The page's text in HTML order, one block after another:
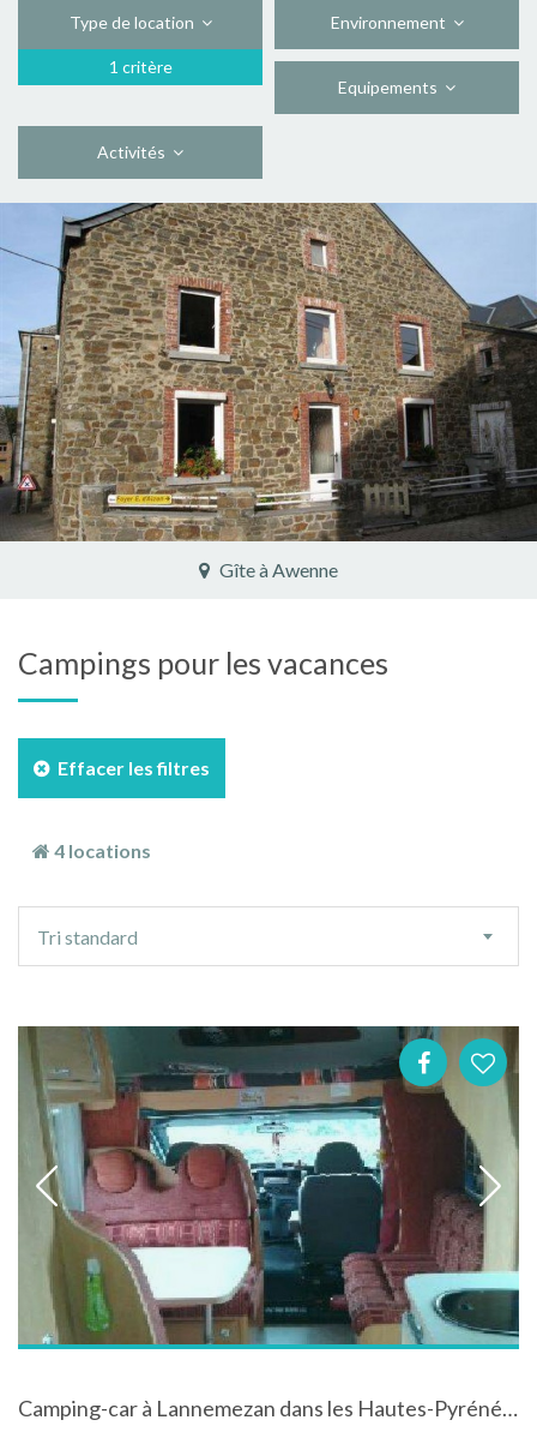
Type de location
1 critère
Environnement
Equipements
Activités
Gîte à Awenne
Campings pour les vacances
Effacer les filtres
4 locations
tri
Tri standard
Camping-car à Lannemezan dans les Hautes-Pyrénées